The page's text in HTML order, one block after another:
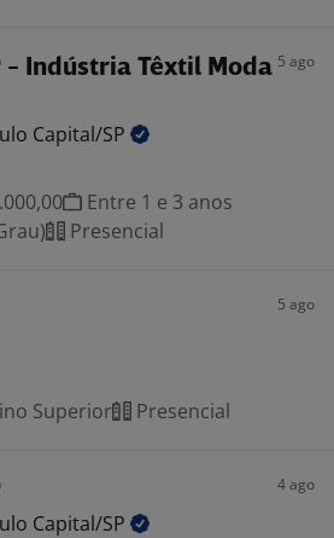
- Indústria Têxtil Moda 5 ago
Capital/SP
Entre 1 e 3 anos
Presencial
5 ago
Superior Presencial
4 ago
Capital/SP